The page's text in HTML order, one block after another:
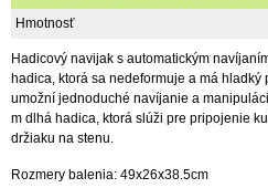
Hmotnosť
Hadicový navijak s automatickým
hadica, ktorá sa nedeformuje a má hladký
umožní jednoduché navíjanie a
m dlhá hadica, ktorá slúži pre pripojenie
držiaku na stenu.
Rozmery balenia: 49x26x38.5cm